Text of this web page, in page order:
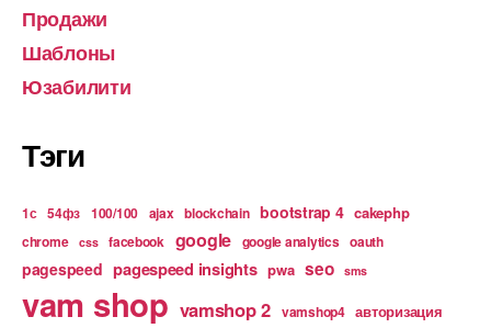
Продажи
Шаблоны
Юзабилити
Тэги
1с 54фз 100/100 ajax blockchain bootstrap 4 cakephp
chrome css facebook google google analytics oauth
pagespeed pagespeed insights pwa seo sms
vam shop vamshop 2 vamshop4 авторизация